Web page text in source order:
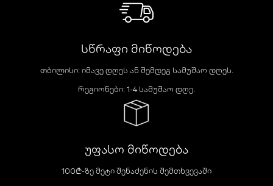
სწრაფი მიწოდება
თბილისი: იმავე დღეს ან შემდეგ სამუშაო დღეს.
რეგიონები: 1-4 სამუშაო დღე.
უფასო მიწოდება
100₾-ზე მეტი შენაძენის შემთხვევაში